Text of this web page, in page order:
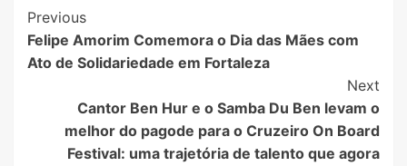
Post
Navigation
Previous
Felipe Amorim Comemora o Dia das Mães com
Ato de Solidariedade em Fortaleza
Next
Cantor Ben Hur e o Samba Du Ben levam o
melhor do pagode para o Cruzeiro On Board
Festival: uma trajetória de talento que agora